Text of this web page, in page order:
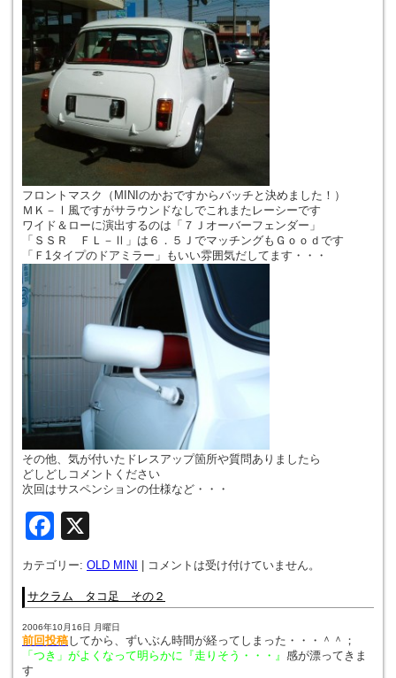
フロントマスク（MINIのかおですからバッチと決めました！）
ＭＫ－Ⅰ風ですがサラウンドなしでこれまたレーシーです
ワイド＆ローに演出するのは「７Ｊオーバーフェンダー」
「ＳＳＲ ＦＬ－Ⅱ」は６．５ＪでマッチングもＧｏｏｄです
「Ｆ1タイプのドアミラー」もいい雰囲気だしてます・・・
その他、気が付いたドレスアップ箇所や質問ありましたら
どしどしコメントください
次回はサスペンションの仕様など・・・
Facebook
カテゴリー: OLD MINI コメントは受け付けていません。
サクラム タコ足 その２
2006年10月16日 月曜日
前回投稿してから、ずいぶん時間が経ってしまった・・・＾＾；
「つき」がよくなって明らかに『走りそう・・・』 感が漂ってきま
す